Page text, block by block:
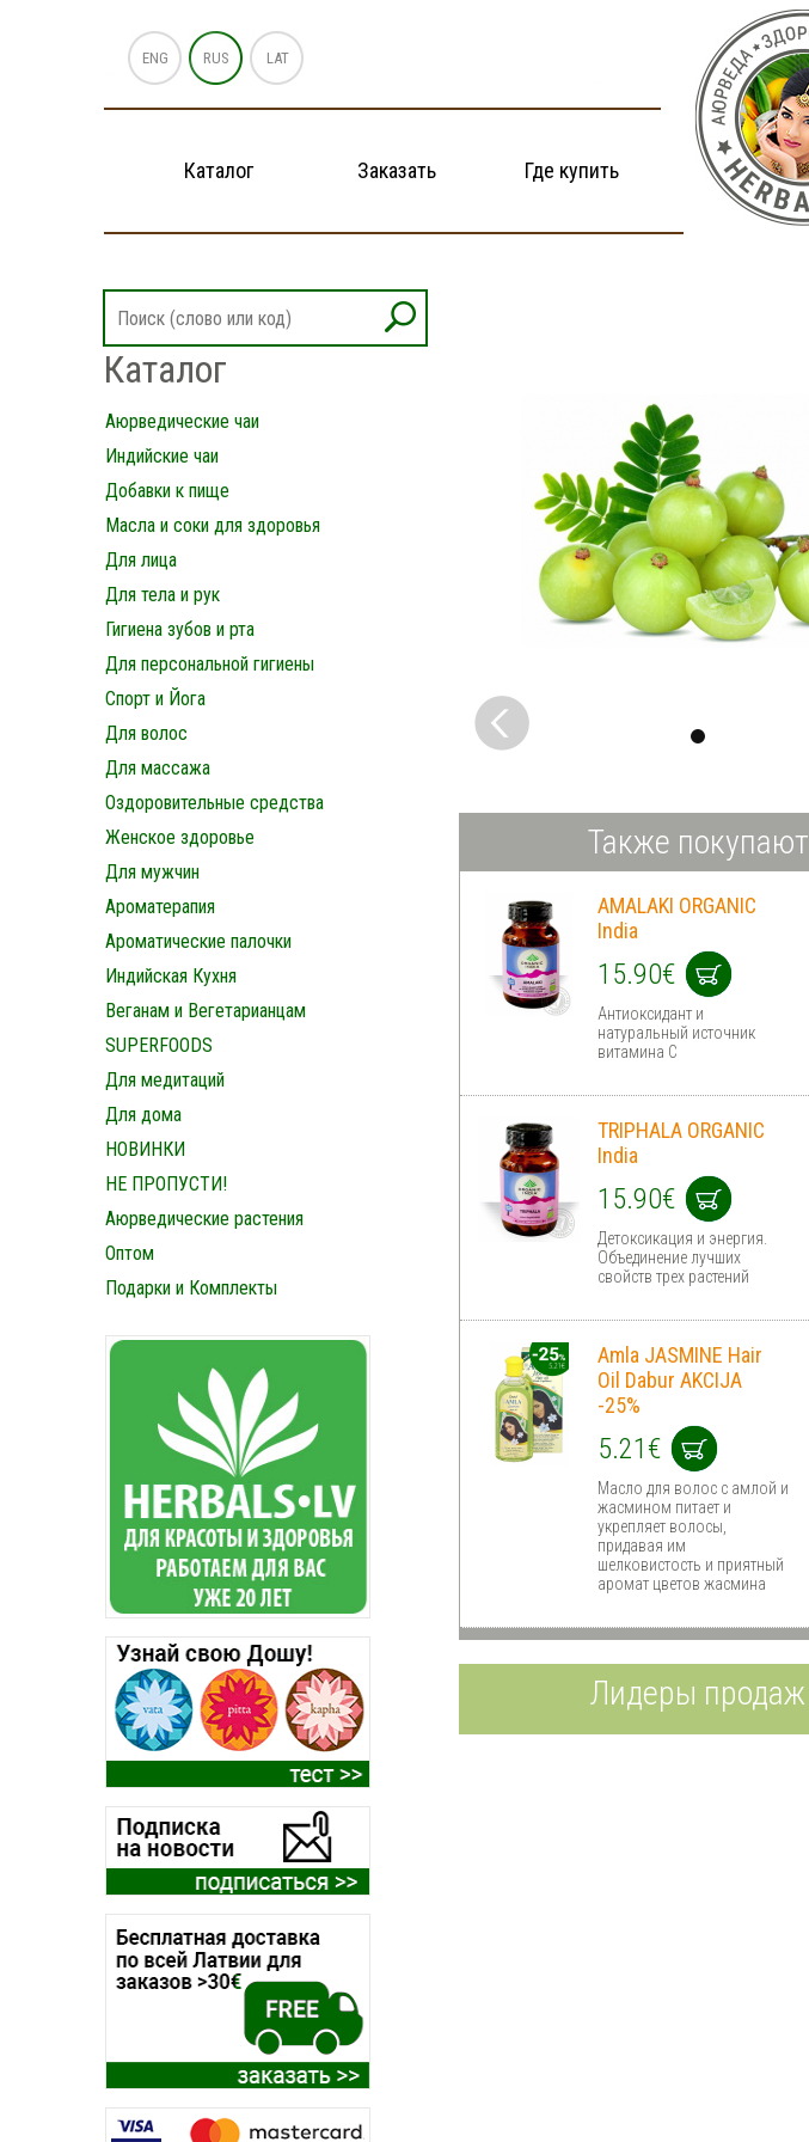
ENG RUS LAT
Каталог Заказать Где купить
Каталог
Аюрведические чаи
Индийские чаи
Добавки к пище
Масла и соки для здоровья
Для лица
Для тела и рук
Гигиена зубов и рта
Для персональной гигиены
Спорт и Йога
Для волос
Для массажа
Оздоровительные средства
Женское здоровье
Для мужчин
Ароматерапия
Ароматические палочки
Индийская Кухня
Веганам и Вегетарианцам
SUPERFOODS
Для медитаций
Для дома
НОВИНКИ
НЕ ПРОПУСТИ!
Аюрведические растения
Оптом
Подарки и Комплекты
Также покупают
AMALAKI ORGANIC
India
15.90€
Антиоксидант и
натуральный источник
витамина С
TRIPHALA ORGANIC
India
15.90€
Детоксикация и энергия.
Объединение лучших
свойств трех растений
Amla JASMINE Hair
Oil Dabur AKCIJA
-25%
5.21€
Масло для волос с амлой и
жасмином питает и
укрепляет волосы,
придавая им
шелковистость и приятный
аромат цветов жасмина
Лидеры продаж